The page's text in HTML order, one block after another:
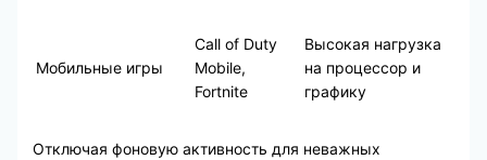
Мобильные игры
Call of Duty
Mobile,
Fortnite
Высокая нагрузка
на процессор и
графику
Отключая фоновую активность для неважных